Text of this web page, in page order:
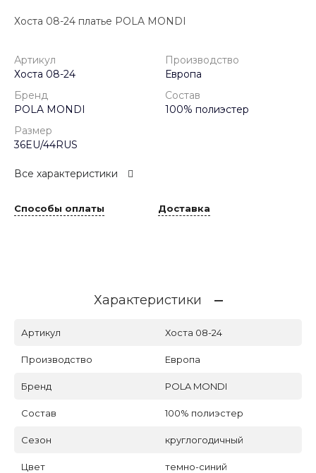
Хоста 08-24 платье POLA MONDI
Артикул
Хоста 08-24
Производство
Европа
Бренд
POLA MONDI
Состав
100% полиэстер
Размер
36EU/44RUS
Все характеристики
Способы оплаты Доставка
Характеристики
Артикул Хоста 08-24
Производство Европа
Бренд POLA MONDI
Состав 100% полиэстер
Сезон круглогодичный
Цвет темно-синий